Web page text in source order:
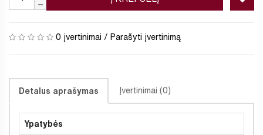
0 įvertinimai / Parašyti įvertinimą
Detalus aprašymas Įvertinimai (0)
Ypatybės